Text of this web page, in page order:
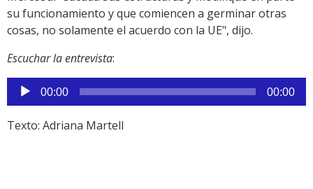
su funcionamiento y que comiencen a germinar otras
cosas, no solamente el acuerdo con la UE", dijo.
Escuchar la entrevista:
Reproductor
de
audio
00:00 00:00
Texto: Adriana Martell